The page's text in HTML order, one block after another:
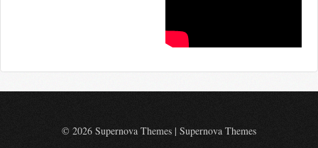
© 2026 Supernova Themes | Supernova Themes